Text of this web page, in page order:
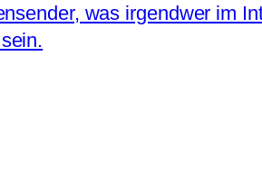
was irgendwer im